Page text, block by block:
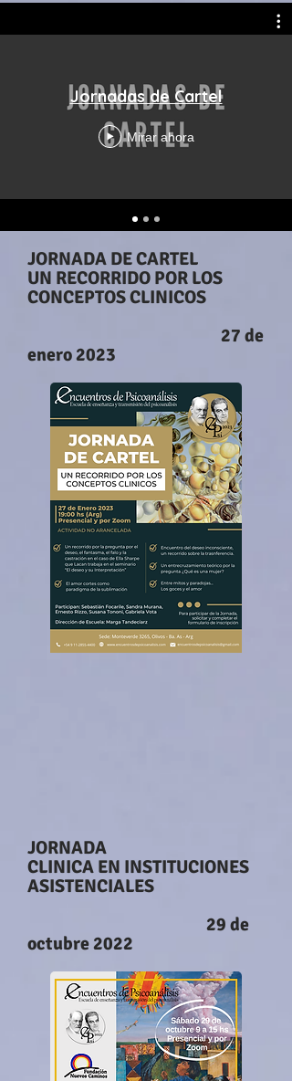
Jornadas de Cartel
Mirar ahora
JORNADA DE CARTEL
UN RECORRIDO POR LOS
CONCEPTOS CLINICOS
27 de
enero 2023
JORNADA
CLINICA EN INSTITUCIONES
ASISTENCIALES
29 de
octubre 2022